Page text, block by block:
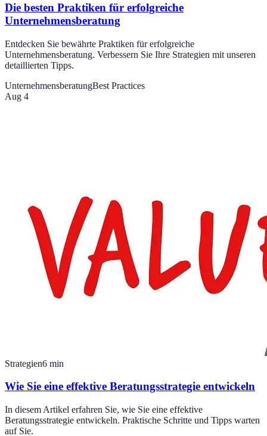
Die besten Praktiken für erfolgreiche
Unternehmensberatung
Entdecken Sie bewährte Praktiken für erfolgreiche
Unternehmensberatung. Verbessern Sie Ihre Strategien mit unseren
detaillierten Tipps.
UnternehmensberatungBest Practices
Aug 4
Strategien6 min
Wie Sie eine effektive Beratungsstrategie entwickeln
In diesem Artikel erfahren Sie, wie Sie eine effektive
Beratungsstrategie entwickeln. Praktische Schritte und Tipps warten
auf Sie.